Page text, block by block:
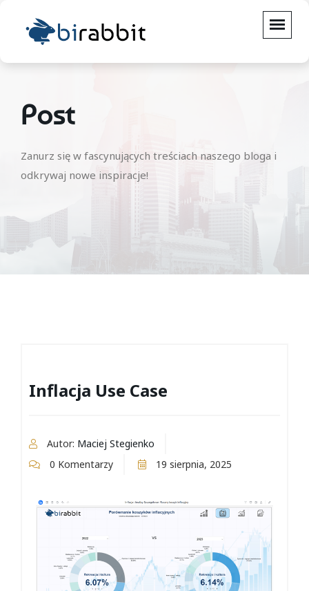
Post
Zanurz się w fascynujących treściach naszego bloga i
odkrywaj nowe inspiracje!
Inflacja Use Case
Autor: Maciej Stegienko
0 Komentarzy
19 sierpnia, 2025